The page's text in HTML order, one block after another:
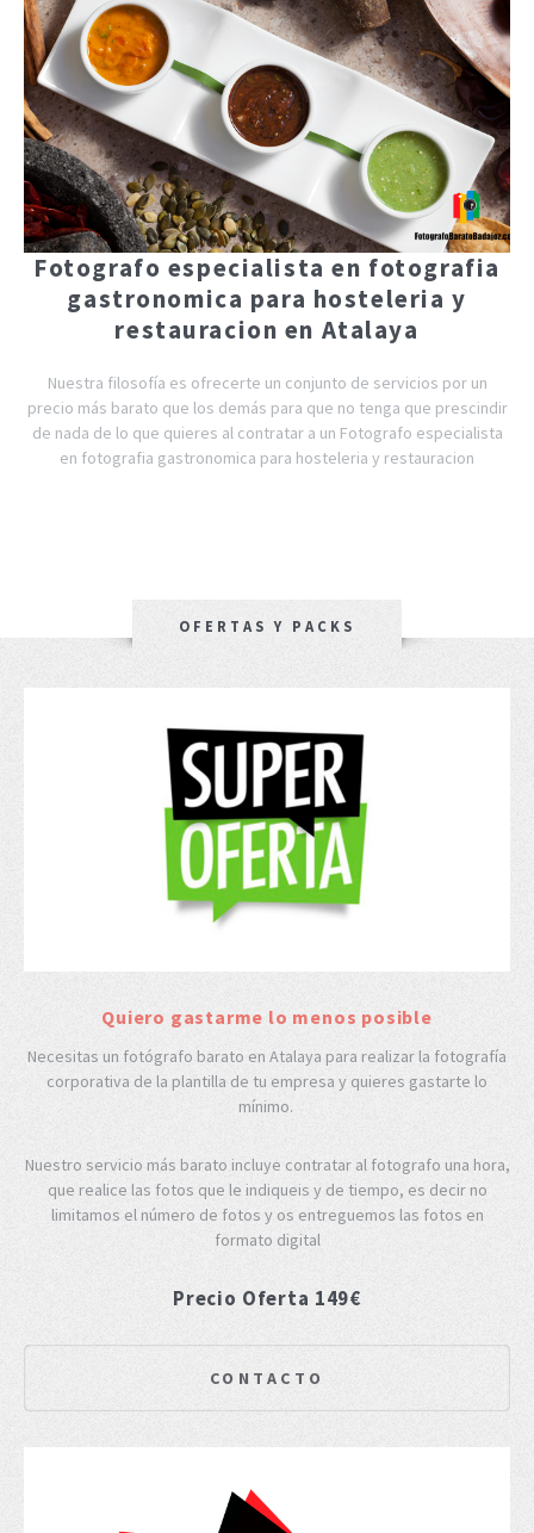
Fotografo especialista en fotografia
gastronomica para hosteleria y
restauracion en Atalaya
Nuestra filosofía es ofrecerte un conjunto de servicios por un
precio más barato que los demás para que no tenga que prescindir
de nada de lo que quieres al contratar a un Fotografo especialista
en fotografia gastronomica para hosteleria y restauracion
OFERTAS Y PACKS
Quiero gastarme lo menos posible
Necesitas un fotógrafo barato en Atalaya para realizar la fotografía
corporativa de la plantilla de tu empresa y quieres gastarte lo
mínimo.
Nuestro servicio más barato incluye contratar al fotografo una hora,
que realice las fotos que le indiqueis y de tiempo, es decir no
limitamos el número de fotos y os entreguemos las fotos en
formato digital
Precio Oferta 149€
CONTACTO